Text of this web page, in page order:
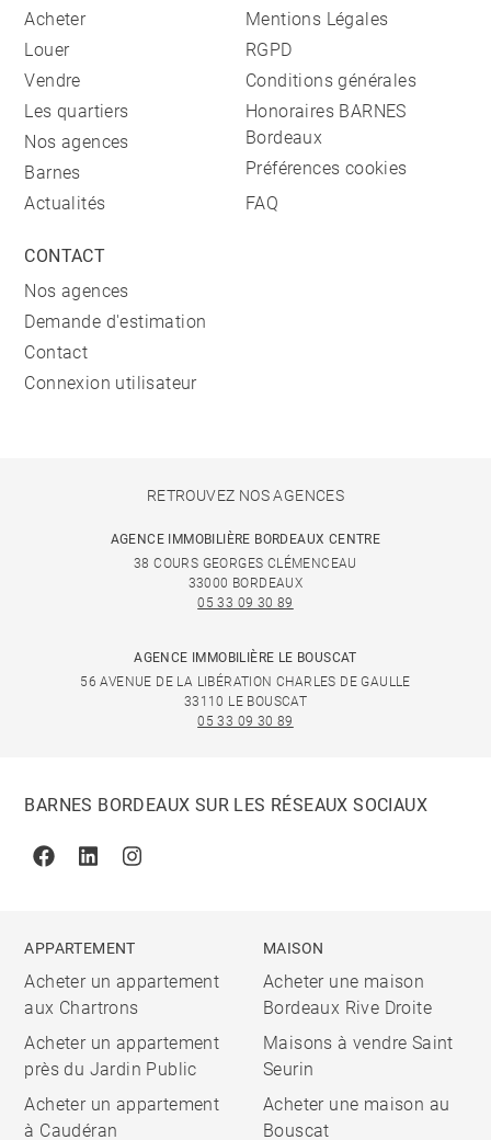
Acheter
Louer
Vendre
Les quartiers
Nos agences
Barnes
Actualités
Mentions Légales
RGPD
Conditions générales
Honoraires BARNES
Bordeaux
Préférences cookies
FAQ
CONTACT
Nos agences
Demande d'estimation
Contact
Connexion utilisateur
RETROUVEZ NOS AGENCES
AGENCE IMMOBILIÈRE BORDEAUX CENTRE
38 COURS GEORGES CLÉMENCEAU
33000 BORDEAUX
05 33 09 30 89
AGENCE IMMOBILIÈRE LE BOUSCAT
56 AVENUE DE LA LIBÉRATION CHARLES DE GAULLE
33110 LE BOUSCAT
05 33 09 30 89
BARNES BORDEAUX SUR LES RÉSEAUX SOCIAUX
FacebookLinkedinInstagram
APPARTEMENT
Acheter un appartement
aux Chartrons
Acheter un appartement
près du Jardin Public
Acheter un appartement
à Caudéran
MAISON
Acheter une maison
Bordeaux Rive Droite
Maisons à vendre Saint
Seurin
Acheter une maison au
Bouscat